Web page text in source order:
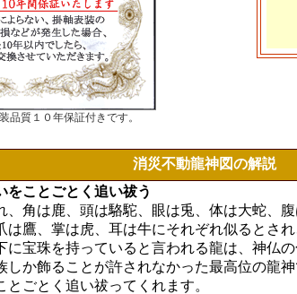
品質１０年保証付きです。
消災不動龍神図の解説
をことごとく追い祓う
、角は鹿、頭は駱駝、眼は兎、体は大蛇、
は鷹、掌は虎、耳は牛にそれぞれ似るとさ
に宝珠を持っていると言われる龍は、神仏
しか飾ることが許されなかった最高位の龍
ごとく追い祓ってくれます。